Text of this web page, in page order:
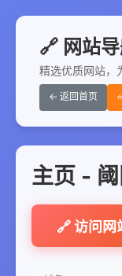
🔗 网站
精选优质网站，
← 返回首页
主页 -
🔗 访问网